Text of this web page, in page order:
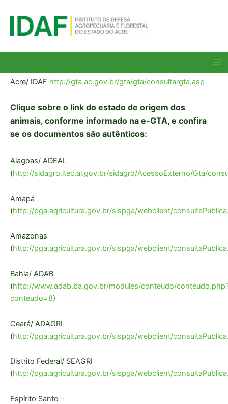
para
Acre/ IDAF http://gta.ac.gov.br/gta/gta/consultargta.asp
Clique sobre o link do estado de origem dos
animais, conforme informado na e-GTA, e confira
se os documentos são autênticos:
Alagoas/ ADEAL
(http://sidagro.itec.al.gov.br/sidagro/AcessoExterno/Gta/
Amapá
(http://pga.agricultura.gov.br/sispga/webclient/
Amazonas
(http://pga.agricultura.gov.br/sispga/webclient/
Bahia/ ADAB
(http://www.adab.ba.gov.br/modules/conteudo/
conteudo=8)
Ceará/ ADAGRI
(http://pga.agricultura.gov.br/sispga/webclient/
Distrito Federal/ SEAGRI
(http://pga.agricultura.gov.br/sispga/webclient/
Espírito Santo –